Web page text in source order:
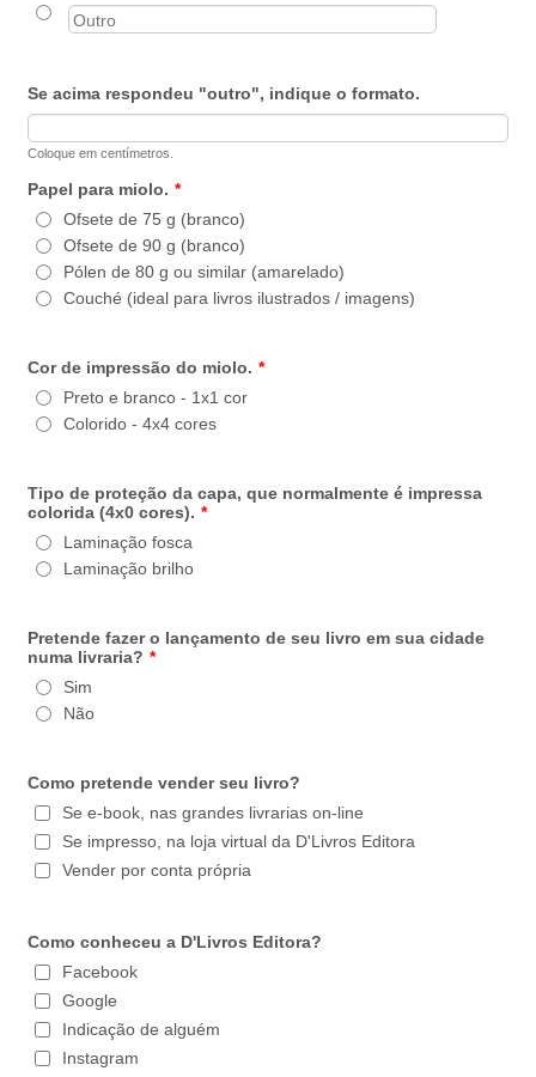
Se acima respondeu "outro", indique o formato.
Coloque em centímetros.
Papel para miolo. *
Ofsete de 75 g (branco)
Ofsete de 90 g (branco)
Pólen de 80 g ou similar (amarelado)
Couché (ideal para livros ilustrados / imagens)
Cor de impressão do miolo. *
Preto e branco - 1x1 cor
Colorido - 4x4 cores
Tipo de proteção da capa, que normalmente é impressa
colorida (4x0 cores). *
Laminação fosca
Laminação brilho
Pretende fazer o lançamento de seu livro em sua cidade
numa livraria? *
Sim
Não
Como pretende vender seu livro?
Se e-book, nas grandes livrarias on-line
Se impresso, na loja virtual da D'Livros Editora
Vender por conta própria
Como conheceu a D'Livros Editora?
Facebook
Google
Indicação de alguém
Instagram